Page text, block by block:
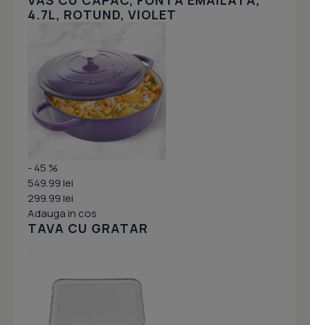
4.7L, ROTUND, VIOLET
- 45 %
549.99 lei
299.99 lei
Adauga in cos
TAVA CU GRATAR